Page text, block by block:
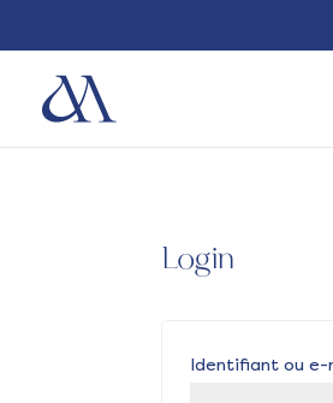
Login
Identifiant ou